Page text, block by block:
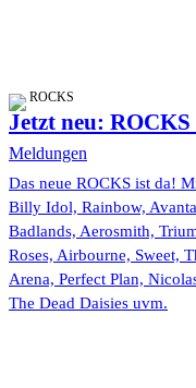
ROCKS
Jetzt neu:
Meldungen
Das neue ROCKS ist da!
Billy Idol, Rainbow,
Badlands, Aerosmith,
Roses, Airbourne, Sweet,
Arena, Perfect Plan,
The Dead Daisies uvm.